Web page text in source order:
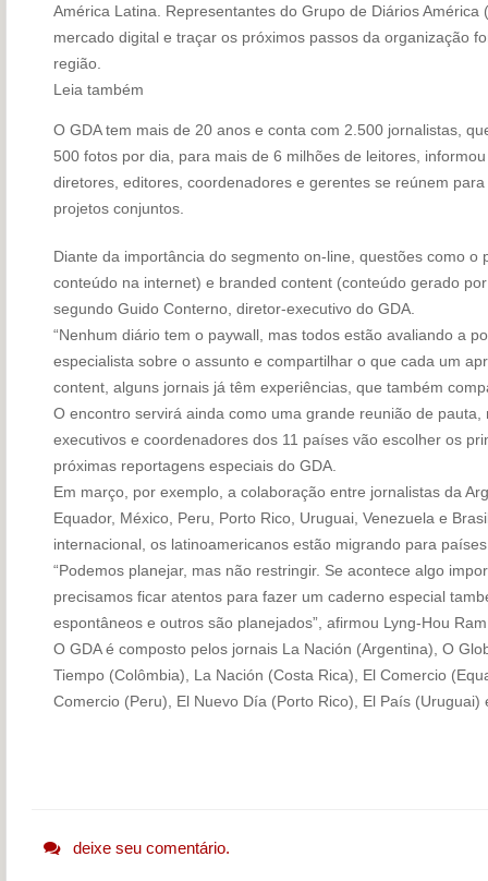
América Latina. Representantes do Grupo de Diários
mercado digital e traçar os próximos passos da organização
região.
Leia também
O GDA tem mais de 20 anos e conta com 2.500 jornalistas,
500 fotos por dia, para mais de 6 milhões de leitores,
diretores, editores, coordenadores e gerentes se reúnem
projetos conjuntos.
Diante da importância do segmento on-line, questões como o
conteúdo na internet) e branded content (conteúdo gerado
segundo Guido Conterno, diretor-executivo do GDA.
“Nenhum diário tem o paywall, mas todos estão avaliando a
especialista sobre o assunto e compartilhar o que cada um
content, alguns jornais já têm experiências, que também
O encontro servirá ainda como uma grande reunião de
executivos e coordenadores dos 11 países vão escolher os
próximas reportagens especiais do GDA.
Em março, por exemplo, a colaboração entre jornalistas da
Equador, México, Peru, Porto Rico, Uruguai, Venezuela e
internacional, os latinoamericanos estão migrando para
“Podemos planejar, mas não restringir. Se acontece algo
precisamos ficar atentos para fazer um caderno especial
espontâneos e outros são planejados”, afirmou Lyng-Hou
O GDA é composto pelos jornais La Nación (Argentina), O
Tiempo (Colômbia), La Nación (Costa Rica), El Comercio
Comercio (Peru), El Nuevo Día (Porto Rico), El País (Uruguai)
deixe seu comentário.